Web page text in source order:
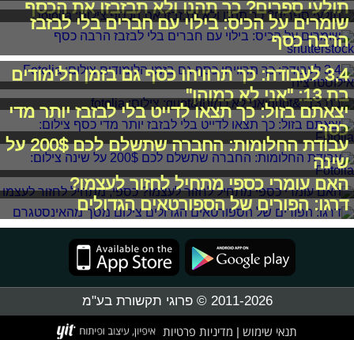
תולעי ספרים? כך תהנו ולא תבזבזו את הכסף
שומרים על הכיס: בילוי עם חברים בלי לבזבז
הרבה כסף
3,4 לעבודה: כך תרוויחו כסף גם בזמן הלימודים
בת 13: "אני לא כמוהן"
יצאתם בזול: כך תצאו לדייט בלי לבזבז יותר מדי
כסף
עבודת החלומות: החברה שתשלם לכם 200$ על
שינה
האם עומרי כספי מתחיל לחזור לעצמו?
דרגו: הפורים של הספורטאים הגדולים
2011-2026 © פרוגי תקשורת בע"מ
תנאי שימוש מדיניות פרטיות